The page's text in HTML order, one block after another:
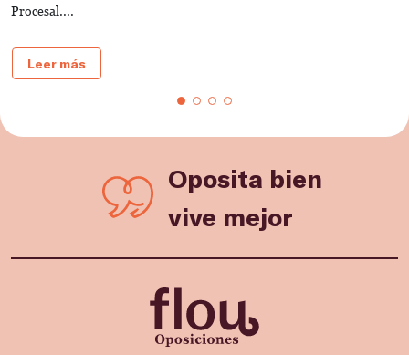
Procesal....
Leer más
Oposita bien
vive mejor